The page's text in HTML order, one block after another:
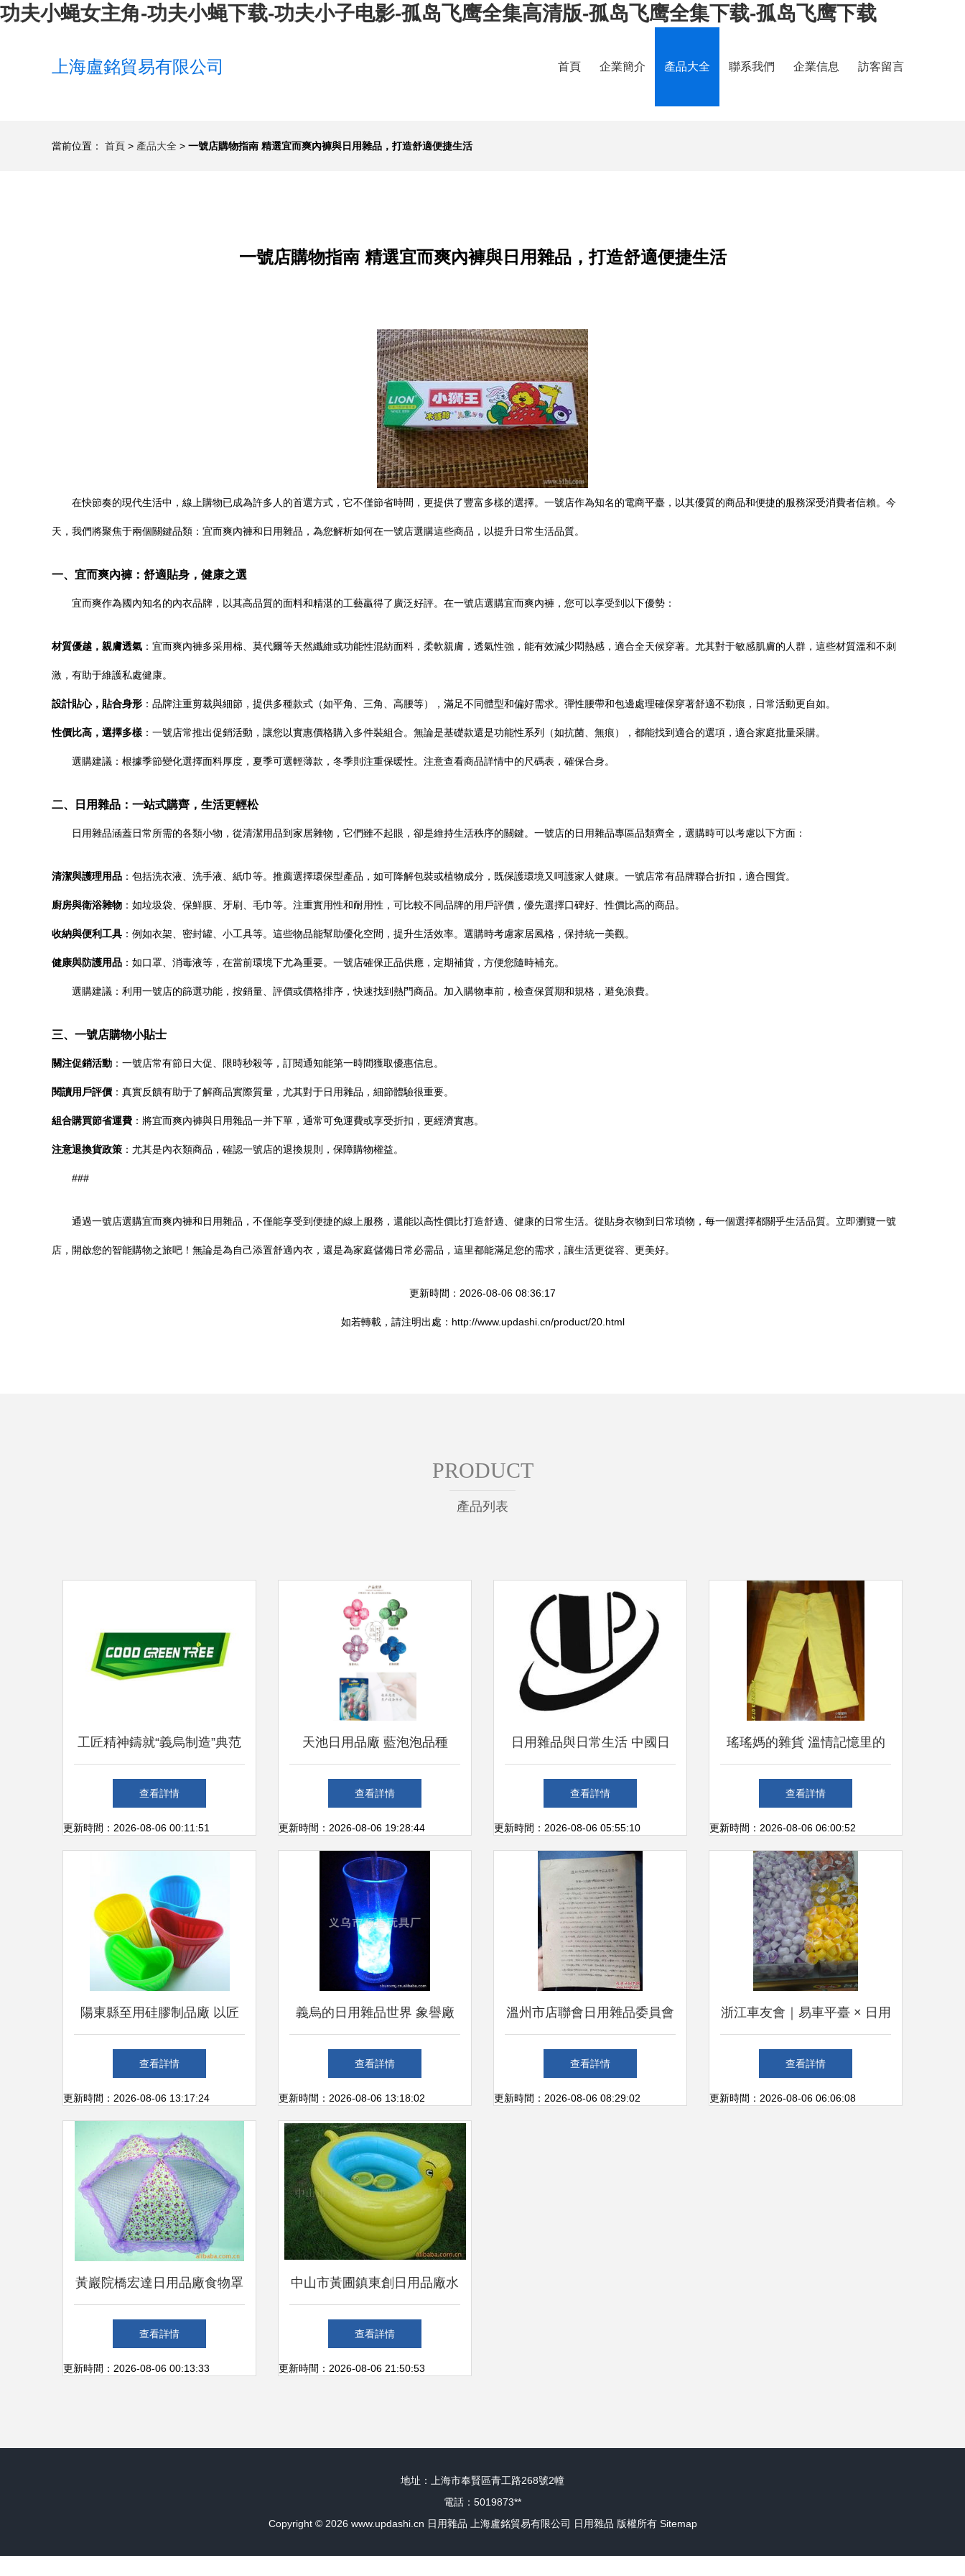
功夫小蝇女主角-功夫小蝇下载-功夫小子电影-孤岛飞鹰全集高清版-孤岛飞鹰全集下载-孤岛飞鹰下载
上海盧銘貿易有限公司 首頁 企業簡介 產品大全 聯系我們 企業信息 訪客留言
當前位置： 首頁 > 產品大全 > 一號店購物指南 精選宜而爽內褲與日用雜品，打造舒適便捷生活
一號店購物指南 精選宜而爽內褲與日用雜品，打造舒適便捷生活
在快節奏的現代生活中，線上購物已成為許多人的首選方式，它不僅節省時間，更提供了豐富多樣的選擇。一號店作為知名的電商平臺，以其優質的商品和便捷的服務深受消費者信賴。今
天，我們將聚焦于兩個關鍵品類：宜而爽內褲和日用雜品，為您解析如何在一號店選購這些商品，以提升日常生活品質。
一、宜而爽內褲：舒適貼身，健康之選
宜而爽作為國內知名的內衣品牌，以其高品質的面料和精湛的工藝贏得了廣泛好評。在一號店選購宜而爽內褲，您可以享受到以下優勢：
材質優越，親膚透氣 ：宜而爽內褲多采用棉、莫代爾等天然纖維或功能性混紡面料，柔軟親膚，透氣性強，能有效減少悶熱感，適合全天候穿著。尤其對于敏感肌膚的人群，這些材質溫和不刺
激，有助于維護私處健康。
設計貼心，貼合身形 ：品牌注重剪裁與細節，提供多種款式（如平角、三角、高腰等），滿足不同體型和偏好需求。彈性腰帶和包邊處理確保穿著舒適不勒痕，日常活動更自如。
性價比高，選擇多樣 ：一號店常推出促銷活動，讓您以實惠價格購入多件裝組合。無論是基礎款還是功能性系列（如抗菌、無痕），都能找到適合的選項，適合家庭批量采購。
選購建議：根據季節變化選擇面料厚度，夏季可選輕薄款，冬季則注重保暖性。注意查看商品詳情中的尺碼表，確保合身。
二、日用雜品：一站式購齊，生活更輕松
日用雜品涵蓋日常所需的各類小物，從清潔用品到家居雜物，它們雖不起眼，卻是維持生活秩序的關鍵。一號店的日用雜品專區品類齊全，選購時可以考慮以下方面：
清潔與護理用品 ：包括洗衣液、洗手液、紙巾等。推薦選擇環保型產品，如可降解包裝或植物成分，既保護環境又呵護家人健康。一號店常有品牌聯合折扣，適合囤貨。
廚房與衛浴雜物 ：如垃圾袋、保鮮膜、牙刷、毛巾等。注重實用性和耐用性，可比較不同品牌的用戶評價，優先選擇口碑好、性價比高的商品。
收納與便利工具 ：例如衣架、密封罐、小工具等。這些物品能幫助優化空間，提升生活效率。選購時考慮家居風格，保持統一美觀。
健康與防護用品 ：如口罩、消毒液等，在當前環境下尤為重要。一號店確保正品供應，定期補貨，方便您隨時補充。
選購建議：利用一號店的篩選功能，按銷量、評價或價格排序，快速找到熱門商品。加入購物車前，檢查保質期和規格，避免浪費。
三、一號店購物小貼士
關注促銷活動 ：一號店常有節日大促、限時秒殺等，訂閱通知能第一時間獲取優惠信息。
閱讀用戶評價 ：真實反饋有助于了解商品實際質量，尤其對于日用雜品，細節體驗很重要。
組合購買節省運費 ：將宜而爽內褲與日用雜品一并下單，通常可免運費或享受折扣，更經濟實惠。
注意退換貨政策 ：尤其是內衣類商品，確認一號店的退換規則，保障購物權益。
###
通過一號店選購宜而爽內褲和日用雜品，不僅能享受到便捷的線上服務，還能以高性價比打造舒適、健康的日常生活。從貼身衣物到日常瑣物，每一個選擇都關乎生活品質。立即瀏覽一號
店，開啟您的智能購物之旅吧！無論是為自己添置舒適內衣，還是為家庭儲備日常必需品，這里都能滿足您的需求，讓生活更從容、更美好。
更新時間：2026-08-06 08:36:17
如若轉載，請注明出處：http://www.updashi.cn/product/20.html
PRODUCT
產品列表
工匠精神鑄就“義烏制造”典范
浩冬日用品廠深耕日用雜品領
域
查看詳情
更新時間：2026-08-06 00:11:51
天池日用品廠 藍泡泡品種
多，批發首選高品質日用雜品
查看詳情
更新時間：2026-08-06 19:28:44
日用雜品與日常生活 中國日
用雜品工業協會的角色與展望
查看詳情
更新時間：2026-08-06 05:55:10
瑤瑤媽的雜貨 溫情記憶里的
日用雜品新生力
查看詳情
更新時間：2026-08-06 06:00:52
陽東縣至用硅膠制品廠 以匠
心塑造硅膠日用品新典范
查看詳情
更新時間：2026-08-06 13:17:24
義烏的日用雜品世界 象譽廠
精選圖庫背后的生活美學
查看詳情
更新時間：2026-08-06 13:18:02
溫州市店聯會日用雜品委員會
日用雜品行業的協同與創新之
道
查看詳情
更新時間：2026-08-06 08:29:02
浙江車友會｜易車平臺 × 日用
雜品 讓自駕生活更精致
查看詳情
更新時間：2026-08-06 06:06:08
黃巖院橋宏達日用品廠食物罩
產品列表 高品質日用雜品之
選
查看詳情
更新時間：2026-08-06 00:13:33
中山市黃圃鎮東創日用品廠水
上游藝產品與日用雜品資質存
疑解析
查看詳情
更新時間：2026-08-06 21:50:53
地址：上海市奉賢區青工路268號2幢
電話：5019873**
Copyright © 2026 www.updashi.cn 日用雜品 上海盧銘貿易有限公司 日用雜品 版權所有 Sitemap